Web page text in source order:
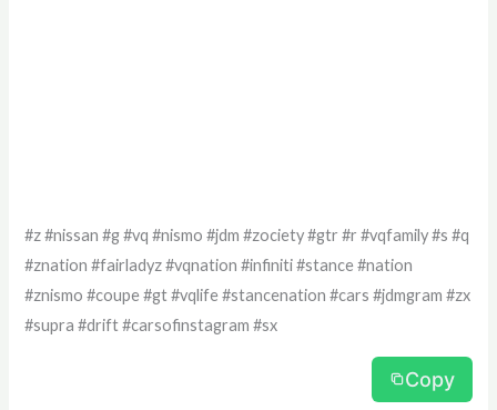
#z #nissan #g #vq #nismo #jdm #zociety #gtr #r #vqfamily #s #q
#znation #fairladyz #vqnation #infiniti #stance #nation
#znismo #coupe #gt #vqlife #stancenation #cars #jdmgram #zx
#supra #drift #carsofinstagram #sx
Copy